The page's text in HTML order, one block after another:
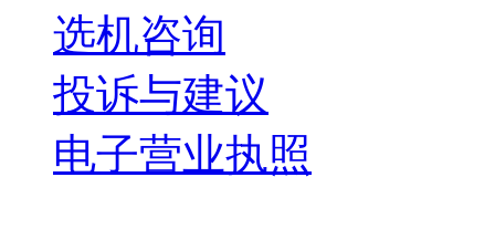
选机咨询
投诉与建议
电子营业执照